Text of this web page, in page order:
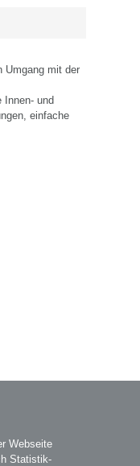
Umgang mit der
Innen- und
einfache
Webseite
Statistik-